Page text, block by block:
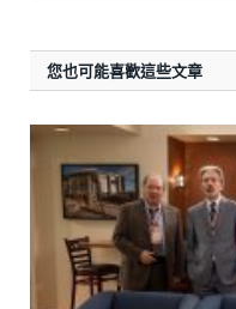
您也可能喜歡這些文章